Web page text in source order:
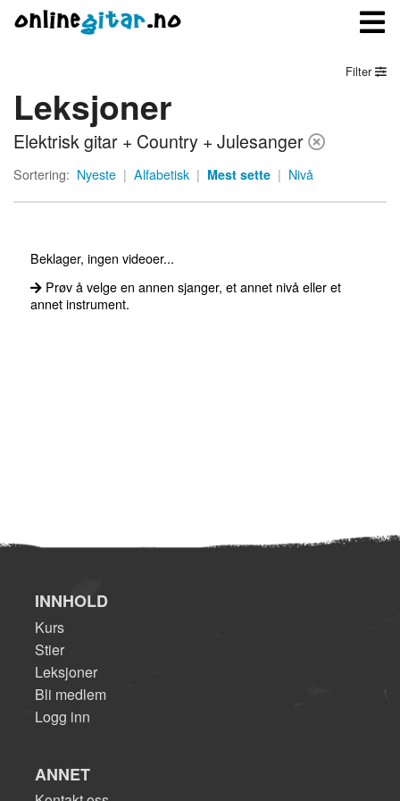
Meny
Logg inn
Filter
Leksjoner
Elektrisk gitar + Country + Julesanger
Sortering: Nyeste | Alfabetisk | Mest sette | Nivå
Beklager, ingen videoer...
Prøv å velge en annen sjanger, et annet nivå eller et
annet instrument.
INNHOLD
Kurs
Stier
Leksjoner
Bli medlem
Logg inn
ANNET